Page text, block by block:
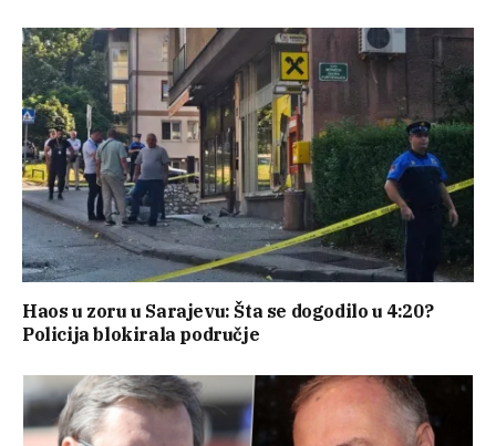
Haos u zoru u Sarajevu: Šta se dogodilo u 4:20?
Policija blokirala područje